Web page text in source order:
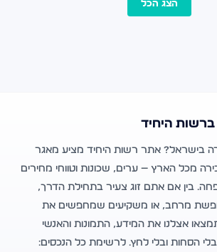
הצג הכל
ברשות היחיד
בישראל? אתר רשות היחיד מציע מאגר
מכל הארץ — ערים, שכונות וטווחי מחירים
בין אם אתם זוג צעיר בתחילת הדרך,
מרחב, או משקיעים שמחפשים את
אצלנו את המידע, התמונות והאנשי
הסחות ובלי לחץ. לרשימת כל הנכסים: